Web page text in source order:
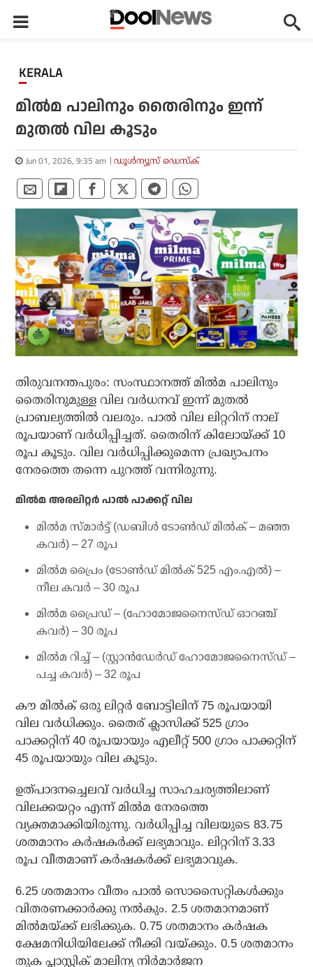
KERALA
മില്‍മ പാലിനും തൈരിനും ഇന്ന്
മുതല്‍ വില കൂടും
Jun 01, 2026, 9:35 am ഡൂള്‍ന്യൂസ് ഡെസ്‌ക്
തിരുവനന്തപുരം: സംസ്ഥാനത്ത് മില്‍മ പാലിനും
തൈരിനുമുള്ള വില വര്‍ധനവ് ഇന്ന് മുതല്‍
പ്രാബല്യത്തില്‍ വലരും. പാല്‍ വില ലിറ്ററിന് നാല്
രൂപയാണ് വര്‍ധിപ്പിച്ചത്. തൈരിന് കിലോയ്ക്ക് 10
രൂപ കൂടും. വില വര്‍ധിപ്പിക്കുമെന്ന പ്രഖ്യാപനം
നേരത്തെ തന്നെ പുറത്ത് വന്നിരുന്നു.
മില്‍മ അരലിറ്റര്‍ പാല്‍ പാക്കറ്റ് വില
മില്‍മ സ്മാര്‍ട്ട് (ഡബിള്‍ ടോണ്‍ഡ് മില്‍ക് – മഞ്ഞ
കവര്‍) – 27 രൂപ
മില്‍മ പ്രൈം (ടോണ്‍ഡ് മില്‍ക് 525 എം.എല്‍) –
നീല കവര്‍ – 30 രൂപ
മില്‍മ പ്രൈഡ് – (ഹോമോജനൈസ്ഡ് ഓറഞ്ച്
കവര്‍) – 30 രൂപ
മില്‍മ റിച്ച് – (സ്റ്റാന്‍ഡേര്‍ഡ് ഹോമോജനൈസ്ഡ് –
പച്ച കവര്‍) – 32 രൂപ
കൗ മില്‍ക് ഒരു ലിറ്റര്‍ ബോട്ടിലിന് 75 രൂപയായി
വില വര്‍ധിക്കും. തൈര് ക്ലാസിക്ക് 525 ഗ്രാം
പാക്കറ്റിന് 40 രൂപയായും എലീറ്റ് 500 ഗ്രാം പാക്കറ്റിന്
45 രൂപയായും വില കൂടും.
ഉത്പാദനച്ചെലവ് വര്‍ധിച്ച സാഹചര്യത്തിലാണ്
വിലക്കയറ്റം എന്ന് മില്‍മ നേരത്തെ
വ്യക്തമാക്കിയിരുന്നു. വര്‍ധിപ്പിച്ച വിലയുടെ 83.75
ശതമാനം കര്‍ഷകര്‍ക്ക് ലഭ്യമാവും. ലിറ്ററിന് 3.33
രൂപ വീതമാണ് കര്‍ഷകര്‍ക്ക് ലഭ്യമാവുക.
6.25 ശതമാനം വീതം പാല്‍ സൊസൈറ്റികള്‍ക്കും
വിതരണക്കാര്‍ക്കു നല്‍കും. 2.5 ശതമാനമാണ്
മില്‍മയ്ക്ക് ലഭിക്കുക. 0.75 ശതമാനം കര്‍ഷക
ക്ഷേമനിധിയിലേക്ക് നീക്കി വയ്ക്കും. 0.5 ശതമാനം
തുക പ്ലാസ്റ്റിക് മാലിന്യ നിര്‍മാര്‍ജന